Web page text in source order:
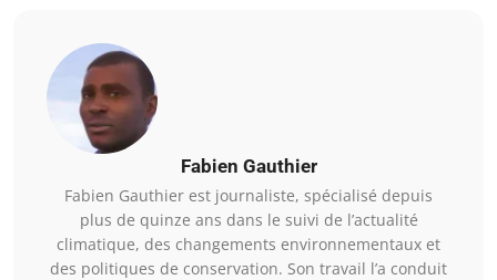
Fabien Gauthier
Fabien Gauthier est journaliste, spécialisé depuis
plus de quinze ans dans le suivi de l’actualité
climatique, des changements environnementaux et
des politiques de conservation. Son travail l’a conduit